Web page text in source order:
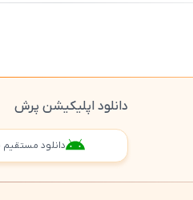
دانلود اپلیکیشن پرش
دانلود